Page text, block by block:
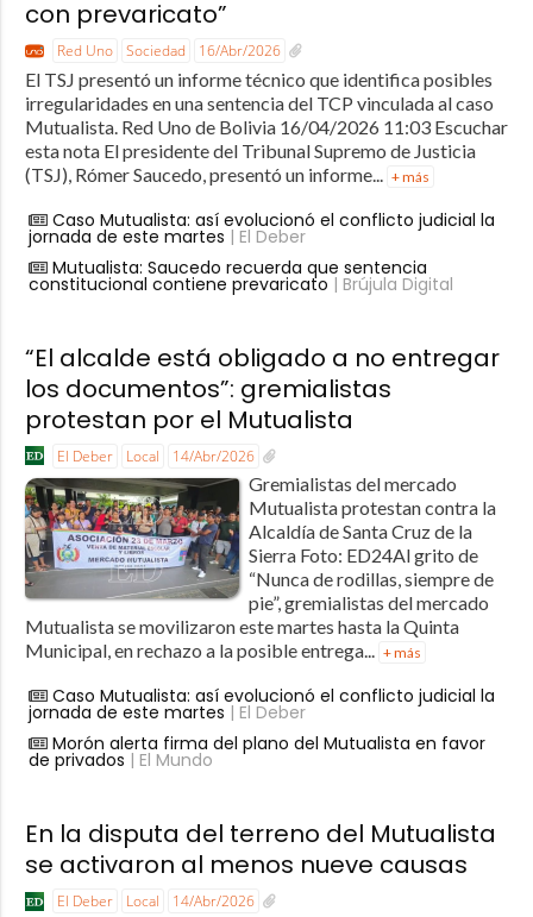
con prevaricato”
Red Uno Sociedad 16/Abr/2026
El TSJ presentó un informe técnico que identifica posibles
irregularidades en una sentencia del TCP vinculada al caso
Mutualista. Red Uno de Bolivia 16/04/2026 11:03 Escuchar
esta nota El presidente del Tribunal Supremo de Justicia
(TSJ), Rómer Saucedo, presentó un informe...
+ más
Caso Mutualista: así evolucionó el conflicto judicial la
jornada de este martes | El Deber
Mutualista: Saucedo recuerda que sentencia
constitucional contiene prevaricato | Brújula Digital
“El alcalde está obligado a no entregar
los documentos”: gremialistas
protestan por el Mutualista
El Deber Local 14/Abr/2026
Gremialistas del mercado
Mutualista protestan contra la
Alcaldía de Santa Cruz de la
Sierra Foto: ED24Al grito de
“Nunca de rodillas, siempre de
pie”, gremialistas del mercado
Mutualista se movilizaron este martes hasta la Quinta
Municipal, en rechazo a la posible entrega... + más
Caso Mutualista: así evolucionó el conflicto judicial la
jornada de este martes | El Deber
Morón alerta firma del plano del Mutualista en favor
de privados | El Mundo
En la disputa del terreno del Mutualista
se activaron al menos nueve causas
El Deber Local 14/Abr/2026